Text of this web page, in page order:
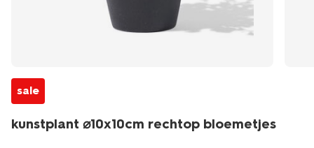
sale
kunstplant ⌀10x10cm rechtop bloemetjes